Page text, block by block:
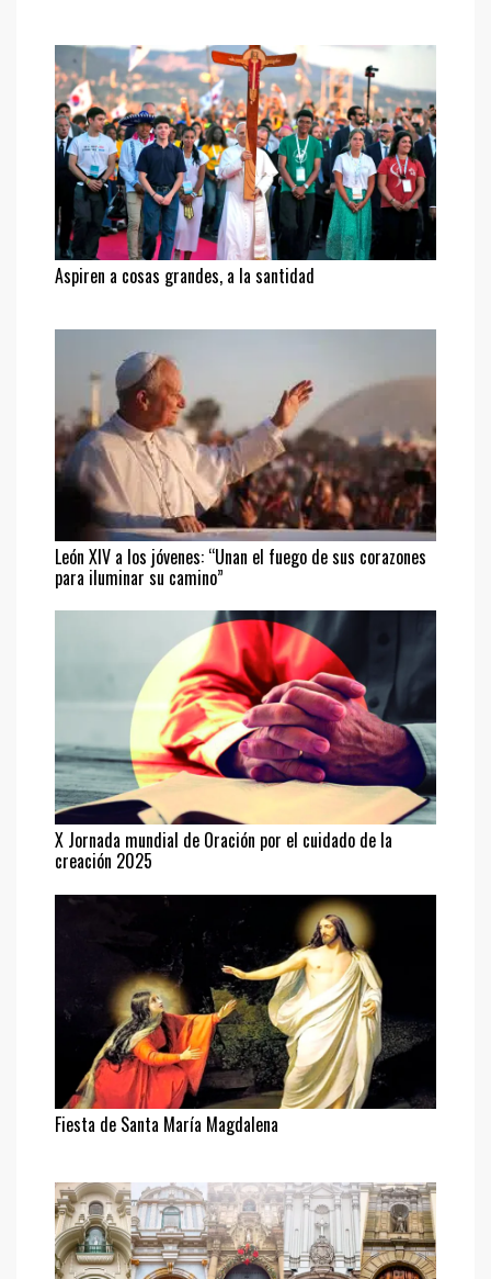
Aspiren a cosas grandes, a la santidad
León XIV a los jóvenes: “Unan el fuego de sus corazones
para iluminar su camino”
X Jornada mundial de Oración por el cuidado de la
creación 2025
Fiesta de Santa María Magdalena